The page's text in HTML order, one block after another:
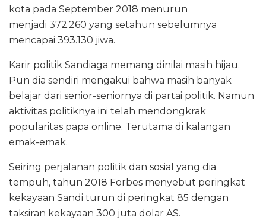
kota pada September 2018 menurun
menjadi 372.260 yang setahun sebelumnya
mencapai 393.130 jiwa.
Karir politik Sandiaga memang dinilai masih hijau.
Pun dia sendiri mengakui bahwa masih banyak
belajar dari senior-seniornya di partai politik. Namun
aktivitas politiknya ini telah mendongkrak
popularitas papa online. Terutama di kalangan
emak-emak.
Seiring perjalanan politik dan sosial yang dia
tempuh, tahun 2018 Forbes menyebut peringkat
kekayaan Sandi turun di peringkat 85 dengan
taksiran kekayaan 300 juta dolar AS.